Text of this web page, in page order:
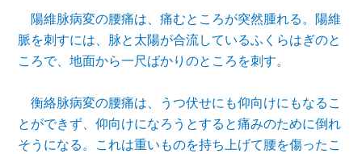
陽維脉病変の腰痛は、痛むところが突然腫れる。陽維
脈を刺すには、脉と太陽が合流しているふくらはぎのと
ころで、地面から一尺ばかりのところを刺す。
衡絡脉病変の腰痛は、うつ伏せにも仰向けにもなるこ
とができず、仰向けになろうとすると痛みのために倒れ
そうになる。これは重いものを持ち上げて腰を傷ったこ